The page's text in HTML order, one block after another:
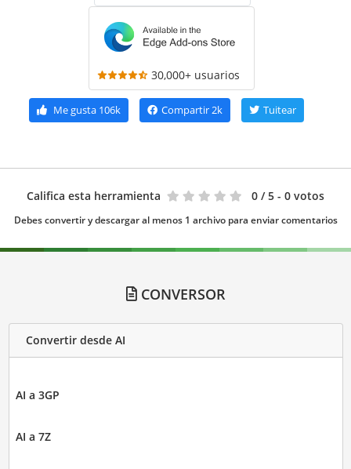
30,000+ usuarios
Me gusta106k Compartir2k Tuitear
Califica esta herramienta 0 / 5 - 0 votos
Debes convertir y descargar al menos 1 archivo para enviar comentarios
CONVERSOR
Convertir desde AI
AI a 3GP
AI a 7Z